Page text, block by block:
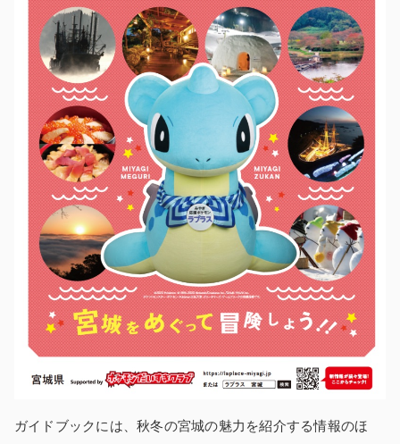
ガイドブックには、秋冬の宮城の魅力を紹介する情報のほ